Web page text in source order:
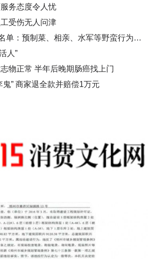
务态度令人忧
受伤无人问津
单：预制菜、相亲、水军等野蛮行为该
人”
物正常 半年后晚期肠癌找上门
鬼” 商家退全款并赔偿1万元